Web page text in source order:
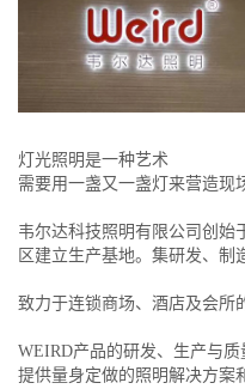
灯光照明是一种艺术
需要用一盏又一盏灯来营造现
韦尔达科技照明有限公司创始
区建立生产基地。集研发、制
致力于连锁商场、酒店及会所
WEIRD产品的研发、生产与
提供量身定做的照明解决方案